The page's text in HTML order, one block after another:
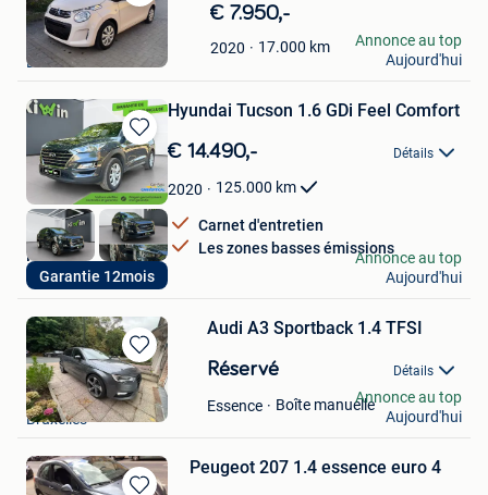
Sauvegarder
dans
Mes
Favoris
€ 7.950,-
2020 17.000 km
ADN CARS BV
Lebbeke
Annonce au top
Aujourd'hui
Sauvegarder
dans
Mes
Favoris
Garantie 12mois
Hyundai Tucson 1.6 GDi Feel Comfort
€ 14.490,- Détails
2020 125.000 km
Carnet d'entretien
Les zones basses émissions
Kiwin
Ressaix
Annonce au top
Aujourd'hui
Sauvegarder
dans
Mes
Favoris
Audi A3 Sportback 1.4 TFSI
Réservé Détails
Essence Boîte manuelle
Nassnass66
Bruxelles
Annonce au top
Aujourd'hui
Peugeot 207 1.4 essence euro 4